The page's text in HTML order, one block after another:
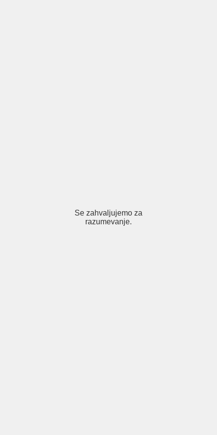
Se zahvaljujemo za
razumevanje.